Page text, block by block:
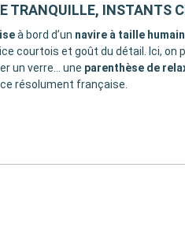
TRANQUILLE, INSTANTS
à bord d’un navire à taille
courtois et goût du détail. Ici, on
un verre… une parenthèse de
résolument française.